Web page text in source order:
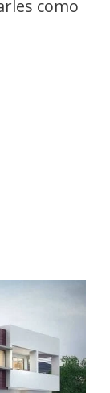
como